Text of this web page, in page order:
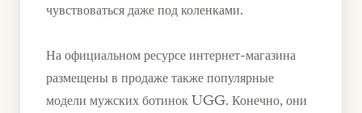
чувствоваться даже под коленками.
На официальном ресурсе интернет-магазина
размещены в продаже также популярные
модели мужских ботинок UGG. Конечно, они